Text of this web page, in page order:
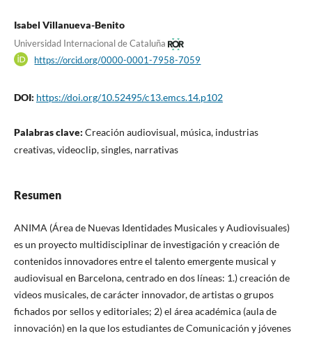
Isabel Villanueva-Benito
Universidad Internacional de Cataluña
https://orcid.org/0000-0001-7958-7059
DOI: https://doi.org/10.52495/c13.emcs.14.p102
Palabras clave: Creación audiovisual, música, industrias
creativas, videoclip, singles, narrativas
Resumen
ANIMA (Área de Nuevas Identidades Musicales y Audiovisuales)
es un proyecto multidisciplinar de investigación y creación de
contenidos innovadores entre el talento emergente musical y
audiovisual en Barcelona, centrado en dos líneas: 1.) creación de
videos musicales, de carácter innovador, de artistas o grupos
fichados por sellos y editoriales; 2) el área académica (aula de
innovación) en la que los estudiantes de Comunicación y jóvenes